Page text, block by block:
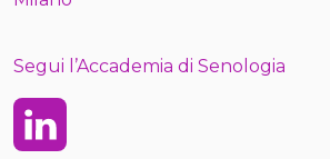
Segui l’Accademia di Senologia
Linkedin